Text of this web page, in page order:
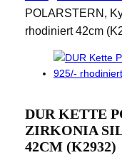
POLARSTERN,
rhodiniert 42cm
DUR KETTE
ZIRKONIA
42CM (K2932)